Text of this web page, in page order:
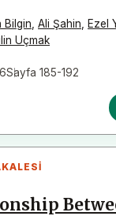
Bilgin Ali Şahin
Ezel
Uçmak
Sayfa 185-192